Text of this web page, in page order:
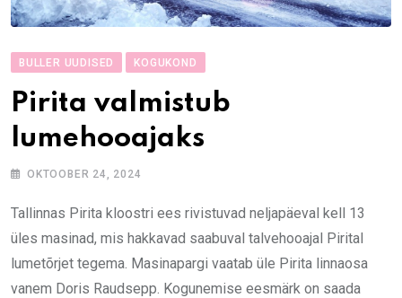
BULLER UUDISED KOGUKOND
Pirita valmistub
lumehooajaks
OKTOOBER 24, 2024
Tallinnas Pirita kloostri ees rivistuvad neljapäeval kell 13
üles masinad, mis hakkavad saabuval talvehooajal Pirital
lumetõrjet tegema. Masinapargi vaatab üle Pirita linnaosa
vanem Doris Raudsepp. Kogunemise eesmärk on saada